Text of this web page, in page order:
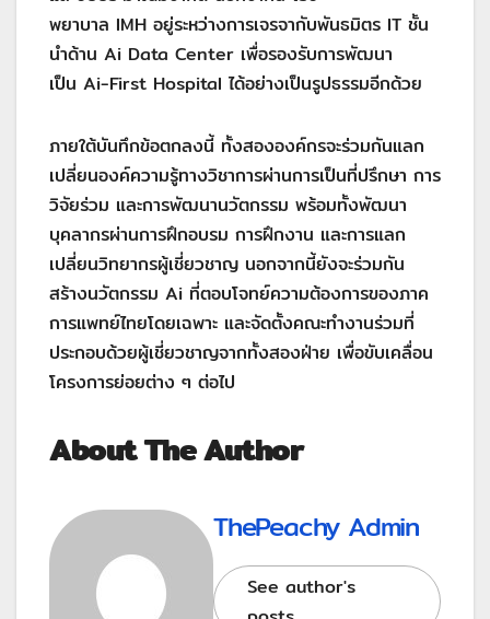
พยาบาล IMH อยู่ระหว่างการเจรจากับพันธมิตร IT ชั้น
นำด้าน Ai Data Center เพื่อรองรับการพัฒนา
เป็น Ai-First Hospital ได้อย่างเป็นรูปธรรมอีกด้วย
ภายใต้บันทึกข้อตกลงนี้ ทั้งสององค์กรจะร่วมกันแลก
เปลี่ยนองค์ความรู้ทางวิชาการผ่านการเป็นที่ปรึกษา การ
วิจัยร่วม และการพัฒนานวัตกรรม พร้อมทั้งพัฒนา
บุคลากรผ่านการฝึกอบรม การฝึกงาน และการแลก
เปลี่ยนวิทยากรผู้เชี่ยวชาญ นอกจากนี้ยังจะร่วมกัน
สร้างนวัตกรรม Ai ที่ตอบโจทย์ความต้องการของภาค
การแพทย์ไทยโดยเฉพาะ และจัดตั้งคณะทำงานร่วมที่
ประกอบด้วยผู้เชี่ยวชาญจากทั้งสองฝ่าย เพื่อขับเคลื่อน
โครงการย่อยต่าง ๆ ต่อไป
About The Author
ThePeachy Admin
See author's